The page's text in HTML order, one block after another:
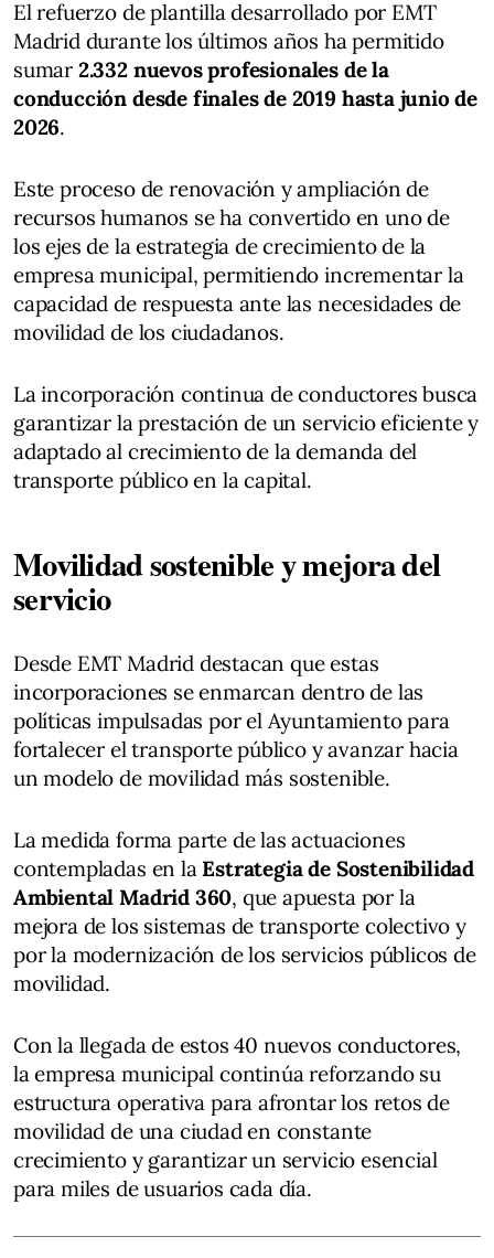
El refuerzo de plantilla desarrollado por EMT
Madrid durante los últimos años ha permitido
sumar 2.332 nuevos profesionales de la
conducción desde finales de 2019 hasta junio de
2026.
Este proceso de renovación y ampliación de
recursos humanos se ha convertido en uno de
los ejes de la estrategia de crecimiento de la
empresa municipal, permitiendo incrementar la
capacidad de respuesta ante las necesidades de
movilidad de los ciudadanos.
La incorporación continua de conductores busca
garantizar la prestación de un servicio eficiente y
adaptado al crecimiento de la demanda del
transporte público en la capital.
Movilidad sostenible y mejora del
servicio
Desde EMT Madrid destacan que estas
incorporaciones se enmarcan dentro de las
políticas impulsadas por el Ayuntamiento para
fortalecer el transporte público y avanzar hacia
un modelo de movilidad más sostenible.
La medida forma parte de las actuaciones
contempladas en la Estrategia de Sostenibilidad
Ambiental Madrid 360, que apuesta por la
mejora de los sistemas de transporte colectivo y
por la modernización de los servicios públicos de
movilidad.
Con la llegada de estos 40 nuevos conductores,
la empresa municipal continúa reforzando su
estructura operativa para afrontar los retos de
movilidad de una ciudad en constante
crecimiento y garantizar un servicio esencial
para miles de usuarios cada día.